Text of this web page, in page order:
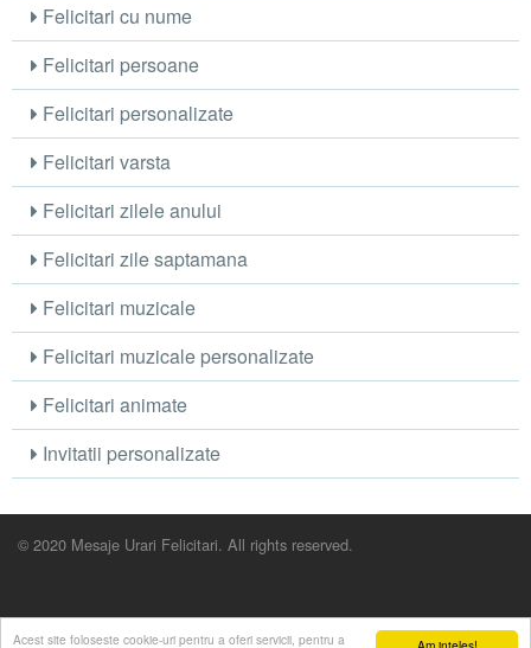
Acest site foloseste cookie-uri pentru a oferi servicii, pentru a
Felicitari cu nume
Felicitari persoane
Felicitari personalizate
Felicitari varsta
Felicitari zilele anului
Felicitari zile saptamana
Felicitari muzicale
Felicitari muzicale personalizate
Felicitari animate
Invitatii personalizate
© 2020 Mesaje Urari Felicitari. All rights reserved.